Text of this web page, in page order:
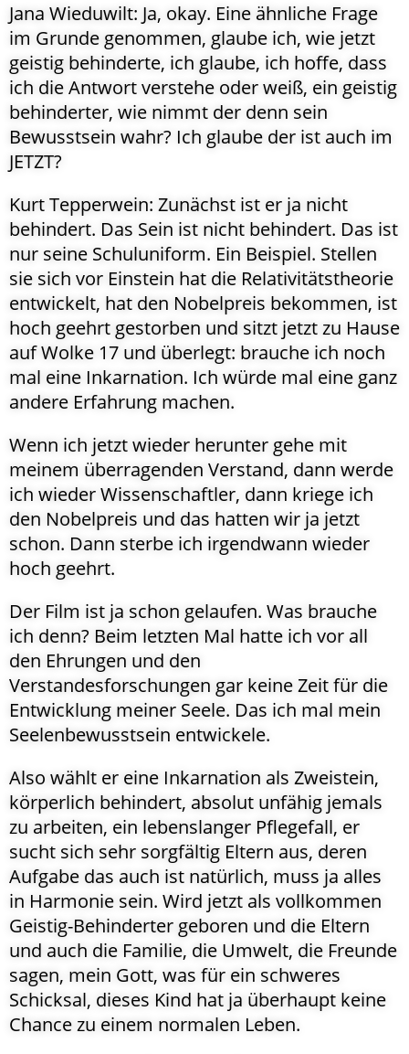
Jana Wieduwilt: Ja, okay. Eine ähnliche Frage
im Grunde genommen, glaube ich, wie jetzt
geistig behinderte, ich glaube, ich hoffe, dass
ich die Antwort verstehe oder weiß, ein geistig
behinderter, wie nimmt der denn sein
Bewusstsein wahr? Ich glaube der ist auch im
JETZT?
Kurt Tepperwein: Zunächst ist er ja nicht
behindert. Das Sein ist nicht behindert. Das ist
nur seine Schuluniform. Ein Beispiel. Stellen
sie sich vor Einstein hat die Relativitätstheorie
entwickelt, hat den Nobelpreis bekommen, ist
hoch geehrt gestorben und sitzt jetzt zu Hause
auf Wolke 17 und überlegt: brauche ich noch
mal eine Inkarnation. Ich würde mal eine ganz
andere Erfahrung machen.
Wenn ich jetzt wieder herunter gehe mit
meinem überragenden Verstand, dann werde
ich wieder Wissenschaftler, dann kriege ich
den Nobelpreis und das hatten wir ja jetzt
schon. Dann sterbe ich irgendwann wieder
hoch geehrt.
Der Film ist ja schon gelaufen. Was brauche
ich denn? Beim letzten Mal hatte ich vor all
den Ehrungen und den
Verstandesforschungen gar keine Zeit für die
Entwicklung meiner Seele. Das ich mal mein
Seelenbewusstsein entwickele.
Also wählt er eine Inkarnation als Zweistein,
körperlich behindert, absolut unfähig jemals
zu arbeiten, ein lebenslanger Pflegefall, er
sucht sich sehr sorgfältig Eltern aus, deren
Aufgabe das auch ist natürlich, muss ja alles
in Harmonie sein. Wird jetzt als vollkommen
Geistig-Behinderter geboren und die Eltern
und auch die Familie, die Umwelt, die Freunde
sagen, mein Gott, was für ein schweres
Schicksal, dieses Kind hat ja überhaupt keine
Chance zu einem normalen Leben.